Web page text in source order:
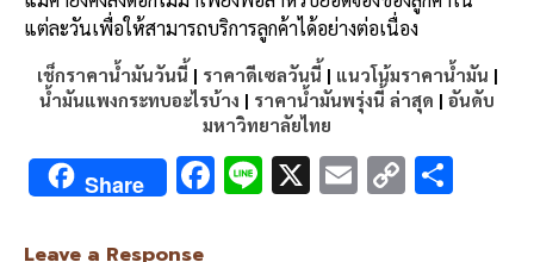
แต่ละวันเพื่อให้สามารถบริการลูกค้าได้อย่างต่อเนื่อง
เช็กราคาน้ำมันวันนี้ | ราคาดีเซลวันนี้ | แนวโน้มราคาน้ำมัน |
น้ำมันแพงกระทบอะไรบ้าง | ราคาน้ำมันพรุ่งนี้ ล่าสุด | อันดับ
มหาวิทยาลัยไทย
Share F Li X E C
Leave a Response